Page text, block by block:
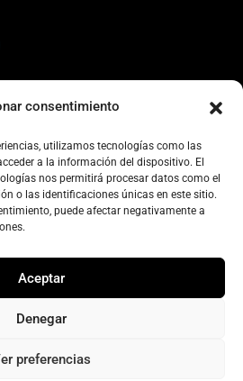
consentimiento
utilizamos tecnologías como las
a la información del dispositivo. El
nos permitirá procesar datos como el
o las identificaciones únicas en este sitio.
puede afectar negativamente a
Aceptar
Denegar
preferencias
|
TURIA S.L. Depósito Legal: V-151-